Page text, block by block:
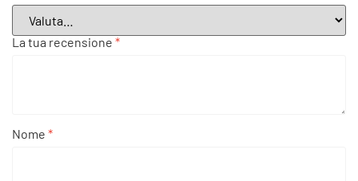
La tua recensione *
Nome *